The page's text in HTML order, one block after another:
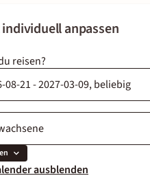
anpassen
reisen?
ausblenden